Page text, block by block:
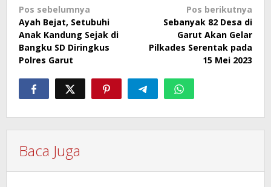
Navigasi
pos
Pos sebelumnya
Ayah Bejat, Setubuhi
Anak Kandung Sejak di
Bangku SD Diringkus
Polres Garut
Pos berikutnya
Sebanyak 82 Desa di
Garut Akan Gelar
Pilkades Serentak pada
15 Mei 2023
Baca Juga